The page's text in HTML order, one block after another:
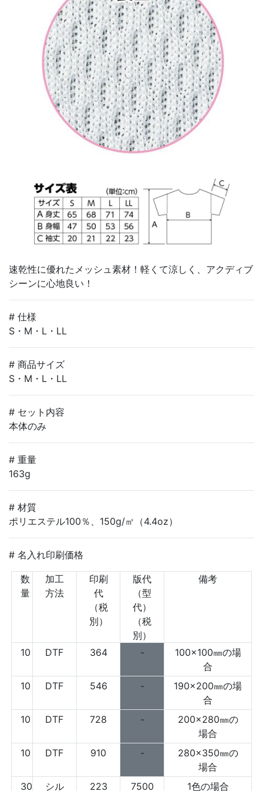
速乾性に優れたメッシュ素材！軽くて涼しく、アクディブ
シーンに心地良い！
# 仕様
S・M・L・LL
# 商品サイズ
S・M・L・LL
# セット内容
本体のみ
# 重量
163g
# 材質
ポリエステル100％、150g/㎡（4.4oz）
# 名入れ印刷価格
数
量
加工
方法
印刷
代
（税
別）
版代
（型
代）
（税
別）
備考
10 DTF 364 -
100×100㎜の場
合
10
DTF 546 -
190×200㎜の場
合
10
DTF 728 -
200×280㎜の
場合
10
DTF 910 -
280×350㎜の
場合
30
シル 223 7500 1色の場合